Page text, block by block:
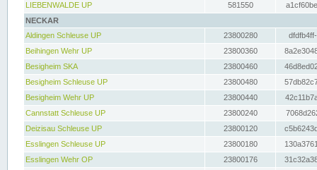
LIEBENWALDE UP
581550
NECKAR
Aldingen Schleuse UP
23800280
Beihingen Wehr UP
23800360
Besigheim SKA
23800460
Besigheim Schleuse UP
23800480
Besigheim Wehr UP
23800440
Cannstatt Schleuse UP
23800240
Deizisau Schleuse UP
23800120
Esslingen Schleuse UP
23800180
Esslingen Wehr OP
23800176